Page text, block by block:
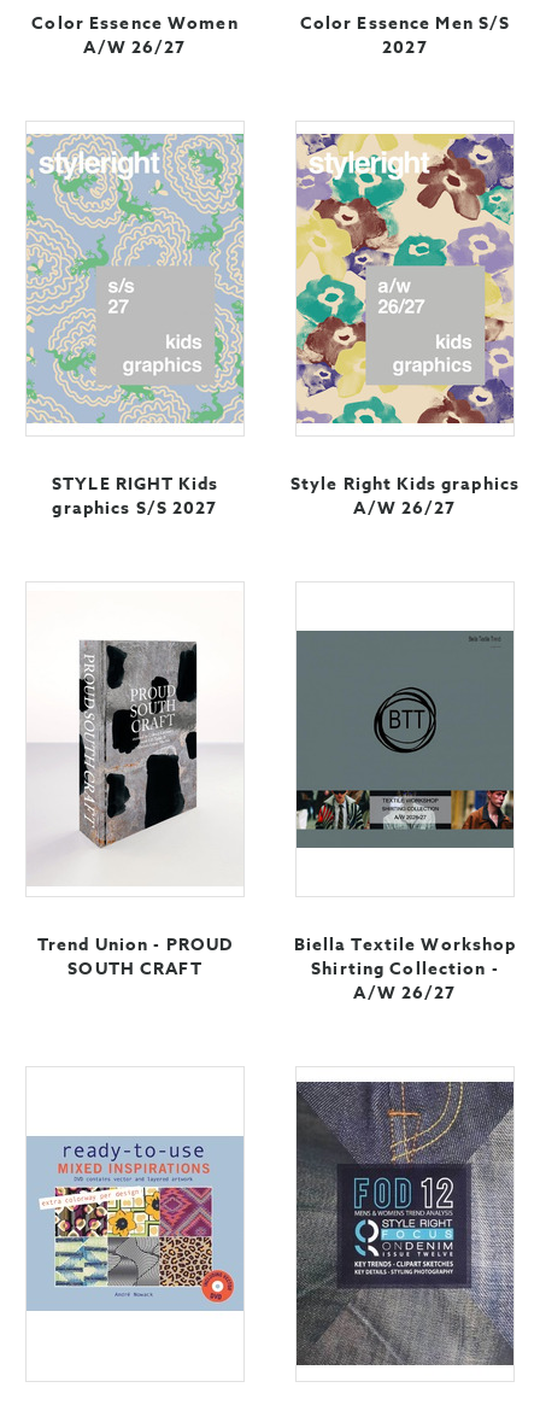
Color Essence Women
A/W 26/27
Color Essence Men S/S
2027
STYLE RIGHT Kids
graphics S/S 2027
Style Right Kids graphics
A/W 26/27
Trend Union - PROUD
SOUTH CRAFT
Biella Textile Workshop
Shirting Collection -
A/W 26/27